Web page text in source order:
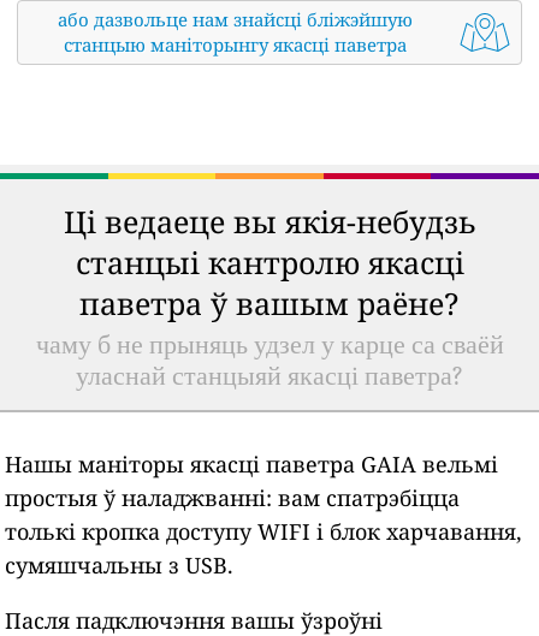
або дазвольце нам знайсці бліжэйшую
станцыю маніторынгу якасці паветра
Ці ведаеце вы якія-небудзь
станцыі кантролю якасці
паветра ў вашым раёне?
чаму б не прыняць удзел у карце са сваёй
уласнай станцыяй якасці паветра?
Нашы маніторы якасці паветра GAIA вельмі
простыя ў наладжванні: вам спатрэбіцца
толькі кропка доступу WIFI і блок харчавання,
сумяшчальны з USB.
Пасля падключэння вашы ўзроўні